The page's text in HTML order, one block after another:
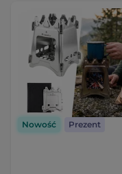
Nowość Prezent